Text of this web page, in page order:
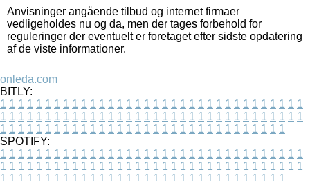
Anvisninger angående tilbud og internet firmaer
vedligeholdes nu og da, men der tages forbehold for
reguleringer der eventuelt er foretaget efter sidste opdatering
af de viste informationer.
onleda.com
BITLY:
1 1 1 1 1 1 1 1 1 1 1 1 1 1 1 1 1 1 1 1 1 1 1 1 1 1 1 1 1 1 1 1 1 1
1 1 1 1 1 1 1 1 1 1 1 1 1 1 1 1 1 1 1 1 1 1 1 1 1 1 1 1 1 1 1 1 1 1
1 1 1 1 1 1 1 1 1 1 1 1 1 1 1 1 1 1 1 1 1 1 1 1 1 1 1 1 1 1 1 1
SPOTIFY:
1 1 1 1 1 1 1 1 1 1 1 1 1 1 1 1 1 1 1 1 1 1 1 1 1 1 1 1 1 1 1 1 1 1
1 1 1 1 1 1 1 1 1 1 1 1 1 1 1 1 1 1 1 1 1 1 1 1 1 1 1 1 1 1 1 1 1 1
1 1 1 1 1 1 1 1 1 1 1 1 1 1 1 1 1 1 1 1 1 1 1 1 1 1 1 1 1 1 1 1